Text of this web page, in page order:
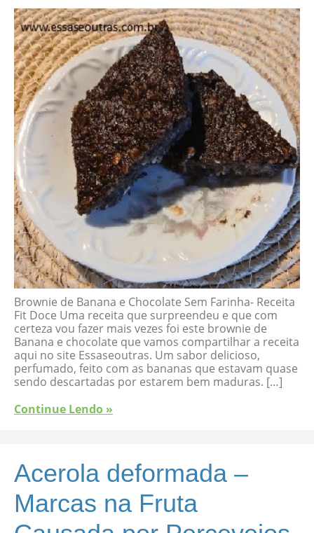
Brownie de Banana e Chocolate Sem Farinha- Receita
Fit Doce Uma receita que surpreendeu e que com
certeza vou fazer mais vezes foi este brownie de
Banana e chocolate que vamos compartilhar a receita
aqui no site Essaseoutras. Um sabor delicioso,
perfumado, feito com as bananas que estavam quase
sendo descartadas por estarem bem maduras. […]
Continue Lendo »
Acerola deformada –
Marcas na Fruta